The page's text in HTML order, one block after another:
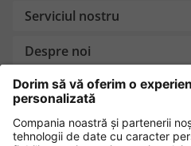
Serviciul nostru
Despre noi
Contact
Metode de plată